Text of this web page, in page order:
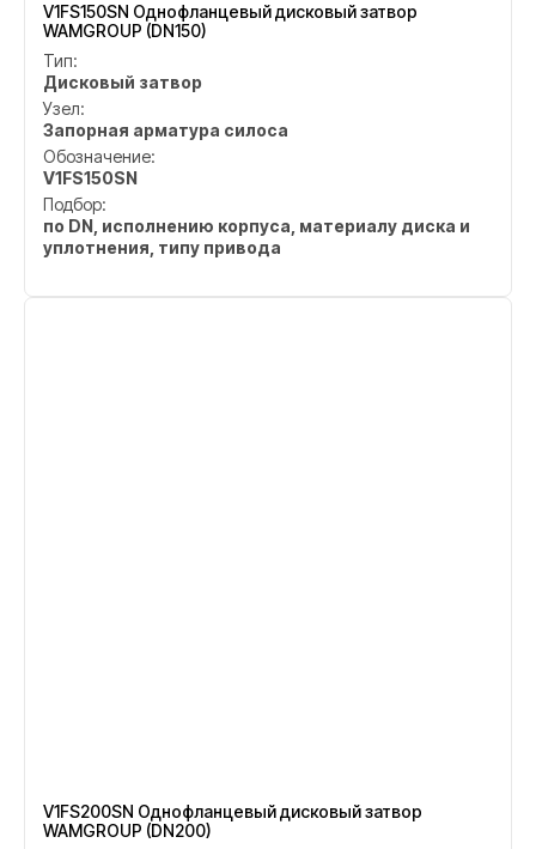
V1FS150SN Однофланцевый дисковый затвор
WAMGROUP (DN150)
Тип:
Дисковый затвор
Узел:
Запорная арматура силоса
Обозначение:
V1FS150SN
Подбор:
по DN, исполнению корпуса, материалу диска и
уплотнения, типу привода
V1FS200SN Однофланцевый дисковый затвор
WAMGROUP (DN200)